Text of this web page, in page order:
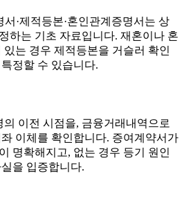
·제적등본·혼인관계증명서는 상
하는 기초 자료입니다. 재혼이나 혼
는 경우 제적등본을 거슬러 확인
정할 수 있습니다.
이전 시점을, 금융거래내역으로
이체를 확인합니다. 증여계약서가
명확해지고, 없는 경우 등기 원인
을 입증합니다.